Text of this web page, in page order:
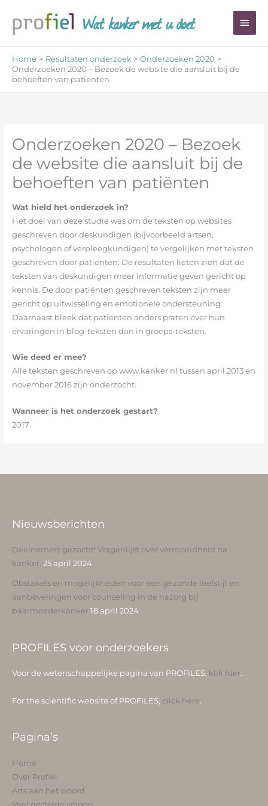
naar
inhoud
Wat kanker met u doet
Home Resultaten onderzoek
Onderzoeken 2020
Onderzoeken 2020 – Bezoek de website die aansluit bij de
behoeften van patiënten
Onderzoeken 2020 – Bezoek
de website die aansluit bij de
behoeften van patiënten
Wat hield het onderzoek in?
Het doel van deze studie was om de teksten op websites
geschreven door deskundigen (bijvoorbeeld artsen,
psychologen of verpleegkundigen) te vergelijken met teksten
geschreven door patiënten. De resultaten lieten zien dat de
teksten van deskundigen meer informatie geven gericht op
kennis. De door patiënten geschreven teksten zijn meer
gericht op uitwisseling en emotionele ondersteuning.
Daarnaast bleek dat patiënten anders praten over hun
ervaringen in blog-teksten dan in groeps-teksten.
Wie deed er mee?
Alle teksten geschreven op www.kanker.nl tussen april 2013 en
november 2016 zijn onderzocht.
Wanneer is het onderzoek gestart?
2017
Nieuwsberichten
Deelnemers gezocht! Vragenlijst over vermoeidheid na
kanker. 25 april 2024
Obstakels en mogelijkheden voor een gezonde leefstijl en
aanbevelingen voor counseling in de nazorg bij
baarmoederkanker 18 april 2024
PROFILES voor onderzoekers
Voor de wetenschappelijke pagina van PROFILES, klik hier.
For the scientific website of PROFILES, click here
Pagina’s
Home
Over Profiel
Arts aan het woord